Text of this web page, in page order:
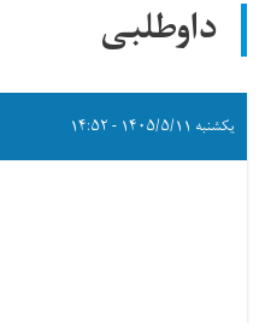
داوطلبی
یکشنبه ۱۴۰۵/۵/۱۱ - ۱۴:۵۲